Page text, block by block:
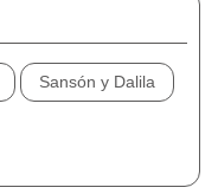
Sansón y Dalila